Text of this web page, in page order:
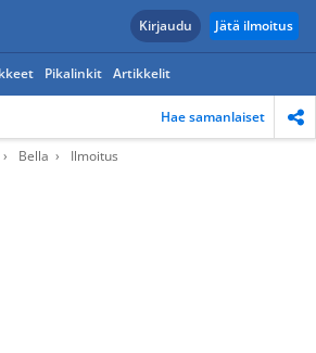
Kirjaudu Jätä ilmoitus
Pikalinkit Artikkelit
Hae samanlaiset
Bella Ilmoitus